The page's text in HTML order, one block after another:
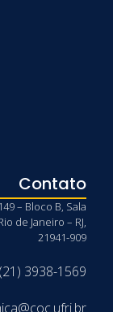
Contato
– Bloco B, Sala
de Janeiro – RJ,
21941-909
(21) 3938-1569